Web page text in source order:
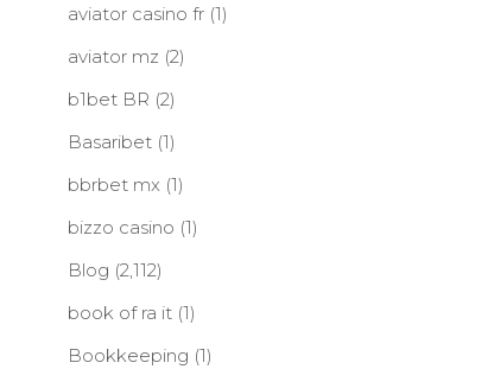
aviator casino fr(1)
aviator mz (2)
b1bet BR (2)
Basaribet(1)
bbrbet mx (1)
bizzo casino (1)
Blog (2,112)
book of ra it(1)
Bookkeeping (1)